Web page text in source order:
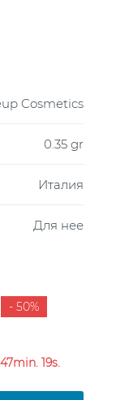
Cosmetics
0.35 gr
Италия
Для нее
- 50%
19s.